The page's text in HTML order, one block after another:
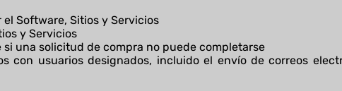
Software, Sitios y Servicios
y Servicios
una solicitud de compra no puede completarse
con usuarios designados, incluido el envío de correos